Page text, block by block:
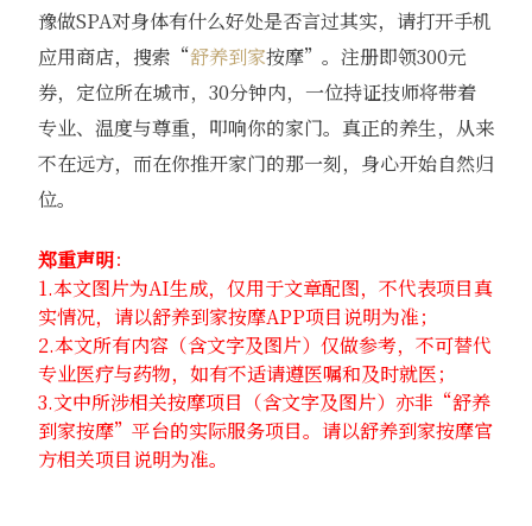
豫做SPA对身体有什么好处是否言过其实，请打开手机
应用商店，搜索“舒养到家按摩”。注册即领300元
券，定位所在城市，30分钟内，一位持证技师将带着
专业、温度与尊重，叩响你的家门。真正的养生，从来
不在远方，而在你推开家门的那一刻，身心开始自然归
位。
郑重声明：
1.本文图片为AI生成，仅用于文章配图，不代表项目真
实情况，请以舒养到家按摩APP项目说明为准；
2.本文所有内容（含文字及图片）仅做参考，不可替代
专业医疗与药物，如有不适请遵医嘱和及时就医；
3.文中所涉相关按摩项目（含文字及图片）亦非“舒养
到家按摩”平台的实际服务项目。请以舒养到家按摩官
方相关项目说明为准。